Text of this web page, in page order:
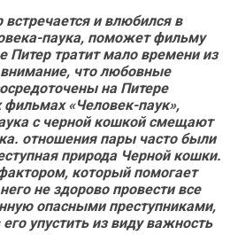
встречается и влюбился в
паука, поможет фильму
Питер тратит мало времени из
что любовные
на Питере
«Человек-паук»,
с черной кошкой смещают
отношения пары часто были
природа Черной кошки.
который помогает
не здорово провести все
опасными преступниками,
упустить из виду важность